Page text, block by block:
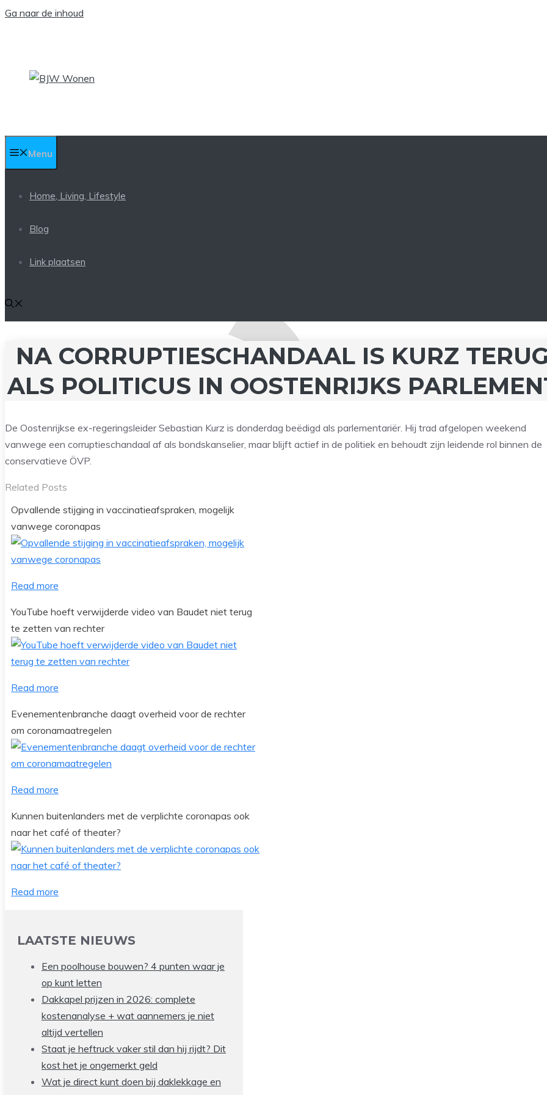
Ga naar de inhoud
Menu
Home, Living, Lifestyle
Blog
Link plaatsen
NA CORRUPTIESCHANDAAL IS KURZ
ALS POLITICUS IN OOSTENRIJKS
De Oostenrijkse ex-regeringsleider Sebastian Kurz is donderdag beëdigd als parlementariër. Hij trad afgelopen weekend
vanwege een corruptieschandaal af als bondskanselier, maar blijft actief in de politiek en behoudt zijn leidende rol binnen de
conservatieve ÖVP.
Related Posts
Opvallende stijging in vaccinatieafspraken, mogelijk
vanwege coronapas
Read more
YouTube hoeft verwijderde video van Baudet niet terug
te zetten van rechter
Read more
Evenementenbranche daagt overheid voor de rechter
om coronamaatregelen
Read more
Kunnen buitenlanders met de verplichte coronapas ook
naar het café of theater?
Read more
LAATSTE NIEUWS
Een poolhouse bouwen? 4 punten waar je
op kunt letten
Dakkapel prijzen in 2026: complete
kostenanalyse + wat aannemers je niet
altijd vertellen
Staat je heftruck vaker stil dan hij rijdt? Dit
kost het je ongemerkt geld
Wat je direct kunt doen bij daklekkage en